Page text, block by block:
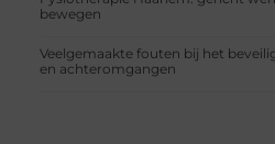
bewegen
Veelgemaakte fouten bij het
en achteromgangen